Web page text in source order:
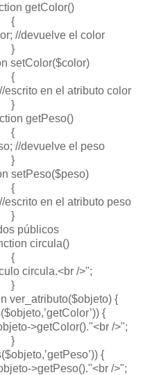
getColor()
{
//devuelve el color
}
setColor($color)
{
escrito en el atributo color
}
getPeso()
{
//devuelve el peso
}
setPeso($peso)
{
escrito en el atributo peso
}
públicos
circula()
{
circula.<br />";
}
ver_atributo($objeto) {
{
>getColor()."<br />";
}
{
>getPeso()."<br />";